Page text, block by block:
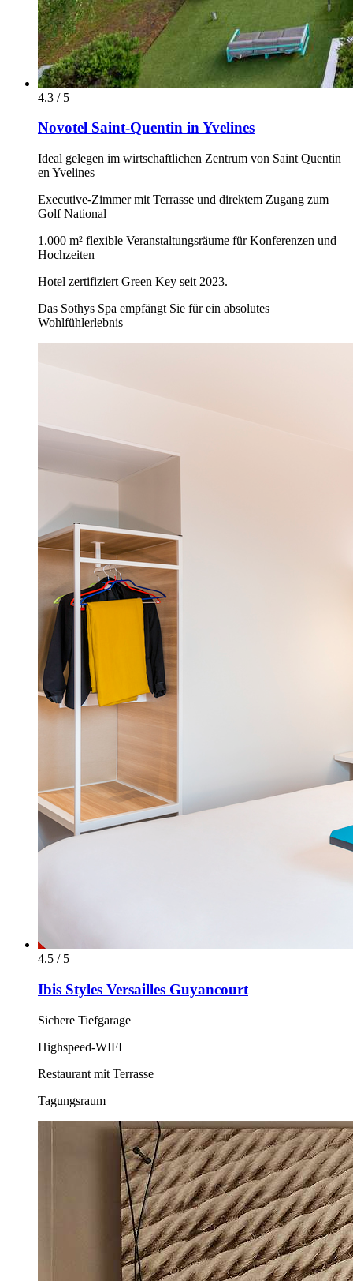
4.3 / 5
Novotel Saint-Quentin in Yvelines
Ideal gelegen im wirtschaftlichen Zentrum von Saint Quentin
en Yvelines
Executive-Zimmer mit Terrasse und direktem Zugang zum
Golf National
1.000 m² flexible Veranstaltungsräume für Konferenzen und
Hochzeiten
Hotel zertifiziert Green Key seit 2023.
Das Sothys Spa empfängt Sie für ein absolutes
Wohlfühlerlebnis
4.5 / 5
Ibis Styles Versailles Guyancourt
Sichere Tiefgarage
Highspeed-WIFI
Restaurant mit Terrasse
Tagungsraum